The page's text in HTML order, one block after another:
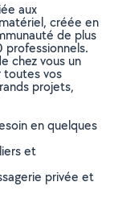
aux
créée en
de plus
chez vous un
toutes vos
projets,
en quelques
et
privée et